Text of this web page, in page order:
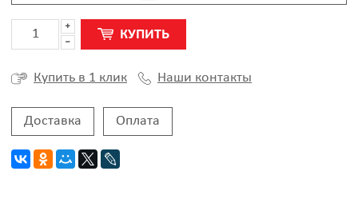
КУПИТЬ
Купить в 1 клик Наши контакты
Доставка Оплата